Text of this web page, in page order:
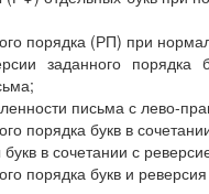
порядка (РП) при
заданного
письма с лево-
порядка букв в
в сочетании с
порядка букв и